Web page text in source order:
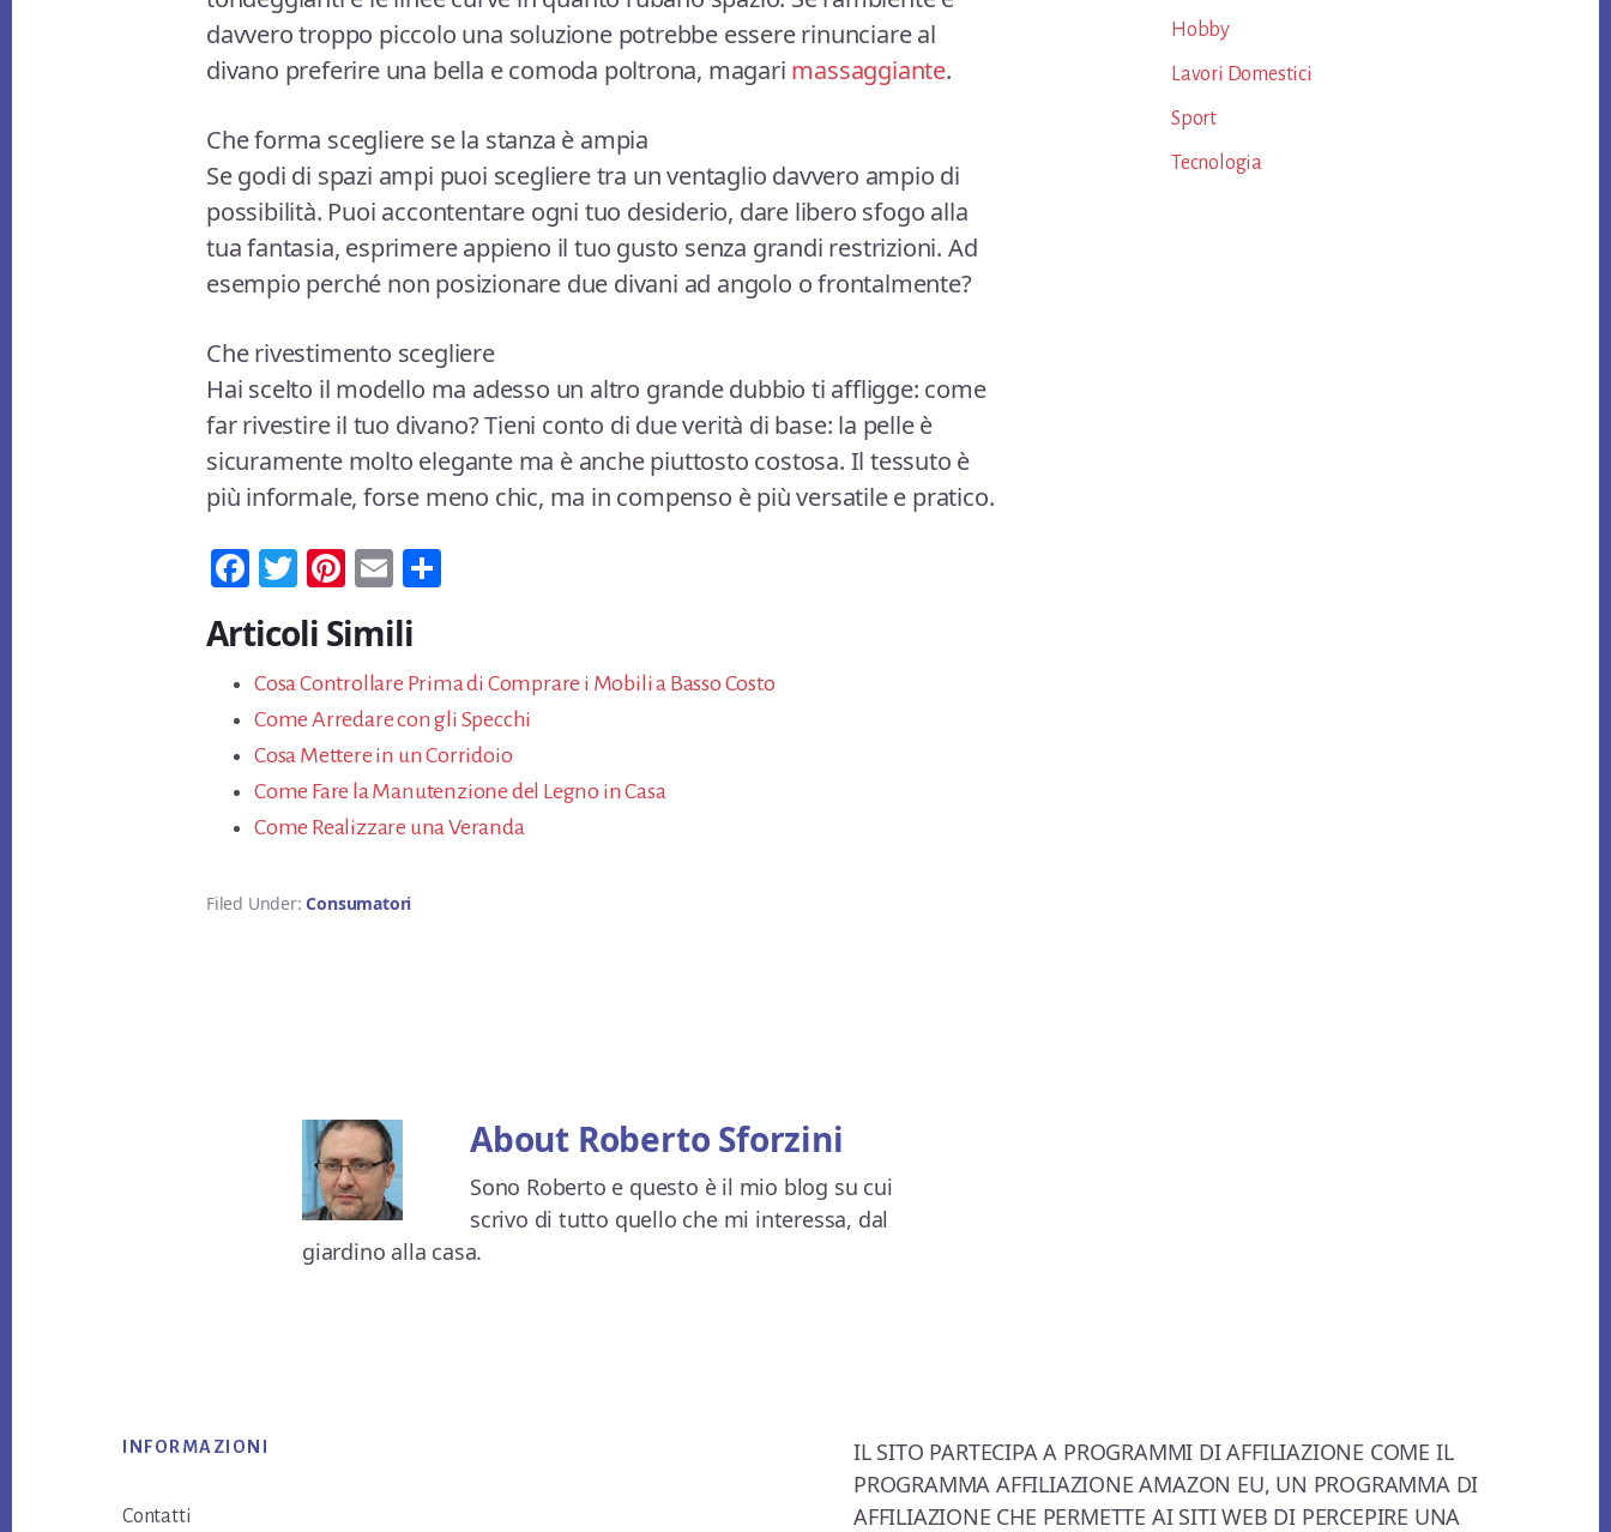
davvero troppo piccolo una soluzione potrebbe essere rinunciare al
divano preferire una bella e comoda poltrona, magari massaggiante.
Che forma scegliere se la stanza è ampia
Se godi di spazi ampi puoi scegliere tra un ventaglio davvero ampio di
possibilità. Puoi accontentare ogni tuo desiderio, dare libero sfogo alla
tua fantasia, esprimere appieno il tuo gusto senza grandi restrizioni. Ad
esempio perché non posizionare due divani ad angolo o frontalmente?
Che rivestimento scegliere
Hai scelto il modello ma adesso un altro grande dubbio ti affligge: come
far rivestire il tuo divano? Tieni conto di due verità di base: la pelle è
sicuramente molto elegante ma è anche piuttosto costosa. Il tessuto è
più informale, forse meno chic, ma in compenso è più versatile e pratico.
Fa
bo
ok
T
tt
er
Pi
er
es
t
ail
vi
di
Articoli Simili
Cosa Controllare Prima di Comprare i Mobili a Basso Costo
Come Arredare con gli Specchi
Cosa Mettere in un Corridoio
Come Fare la Manutenzione del Legno in Casa
Come Realizzare una Veranda
Filed Under:Consumatori
About Roberto Sforzini
Sono Roberto e questo è il mio blog su cui
scrivo di tutto quello che mi interessa, dal
giardino alla casa.
Hobby
Lavori Domestici
Sport
Tecnologia
FooterINFORMAZIONI
Contatti
IL SITO PARTECIPA A PROGRAMMI DI AFFILIAZIONE COME IL
PROGRAMMA AFFILIAZIONE AMAZON EU, UN PROGRAMMA DI
AFFILIAZIONE CHE PERMETTE AI SITI WEB DI PERCEPIRE UNA